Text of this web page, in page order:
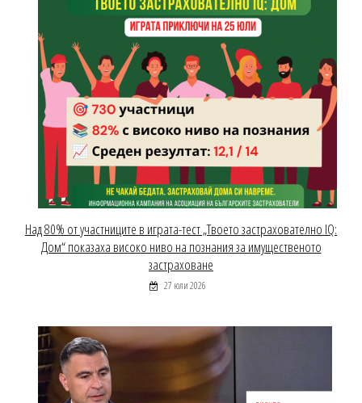
Над 80% от участниците в играта-тест „Твоето застрахователно IQ:
Дом“ показаха високо ниво на познания за имущественото
застраховане
27 юли 2026